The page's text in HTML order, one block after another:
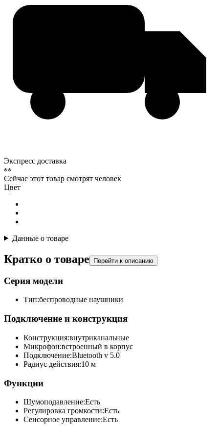
Экспресс доставка
👀
Сейчас этот товар смотрят человек
Цвет
Данные о товаре
Кратко о товаре Перейти к описанию
Серия модели
Тип:беспроводные наушники
Подключение и конструкция
Конструкция:внутриканальные
Микрофон:встроенный в корпус
Подключение:Bluetooth v 5.0
Радиус действия:10 м
Функции
Шумоподавление:Есть
Регулировка громкости:Есть
Сенсорное управление:Есть